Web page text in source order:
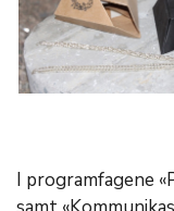
I programfagene